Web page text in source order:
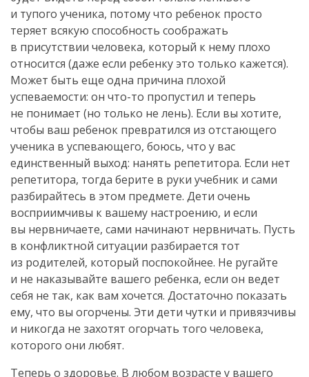
и тупого ученика, потому что ребенок просто
теряет всякую способность соображать
в присутствии человека, который к нему плохо
относится (даже если ребенку это только кажется).
Может быть еще одна причина плохой
успеваемости: он что-то пропустил и теперь
не понимает (но только не лень). Если вы хотите,
чтобы ваш ребенок превратился из отстающего
ученика в успевающего, боюсь, что у вас
единственный выход: нанять репетитора. Если нет
репетитора, тогда берите в руки учебник и сами
разбирайтесь в этом предмете. Дети очень
восприимчивы к вашему настроению, и если
вы нервничаете, сами начинают нервничать. Пусть
в конфликтной ситуации разбирается тот
из родителей, который поспокойнее. Не ругайте
и не наказывайте вашего ребенка, если он ведет
себя не так, как вам хочется. Достаточно показать
ему, что вы огорчены. Эти дети чутки и привязчивы
и никогда не захотят огорчать того человека,
которого они любят.
Теперь о здоровье. В любом возрасте у вашего